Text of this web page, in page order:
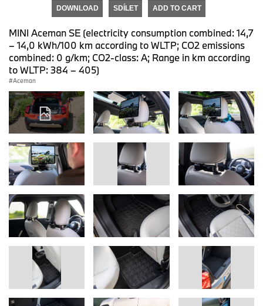
DOWNLOAD SDÍLET ADD TO CART
MINI Aceman SE (electricity consumption combined: 14,7
– 14,0 kWh/100 km according to WLTP; CO2 emissions
combined: 0 g/km; CO2-class: A; Range in km according
to WLTP: 384 – 405)
Aceman